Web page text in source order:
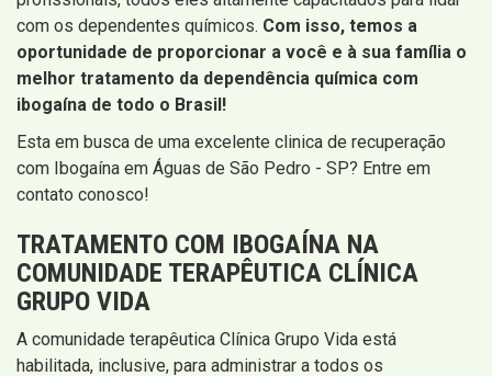
com os dependentes químicos. Com isso, temos a
oportunidade de proporcionar a você e à sua família o
melhor tratamento da dependência química com
ibogaína de todo o Brasil!
Esta em busca de uma excelente clinica de recuperação
com Ibogaína em Águas de São Pedro - SP? Entre em
contato conosco!
TRATAMENTO COM IBOGAÍNA NA
COMUNIDADE TERAPÊUTICA CLÍNICA
GRUPO VIDA
A comunidade terapêutica Clínica Grupo Vida está
habilitada, inclusive, para administrar a todos os